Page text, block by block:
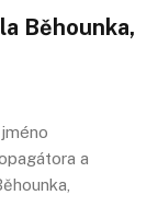
Běhounka,
a